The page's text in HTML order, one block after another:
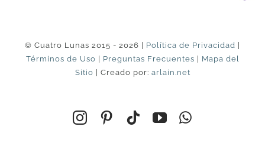
© Cuatro Lunas 2015 - 2026 | Política de Privacidad
Términos de Uso
Preguntas Frecuentes
Mapa del
Sitio | Creado por: arlain.net